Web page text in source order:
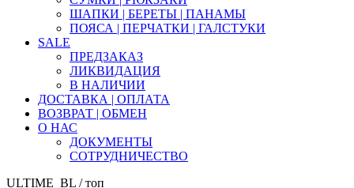
ШАПКИ | БЕРЕТЫ | ПАНАМЫ
ПОЯСА | ПЕРЧАТКИ | ГАЛСТУКИ
SALE
ПРЕДЗАКАЗ
ЛИКВИДАЦИЯ
В НАЛИЧИИ
ДОСТАВКА | ОПЛАТА
ВОЗВРАТ | ОБМЕН
О НАС
ДОКУМЕНТЫ
СОТРУДНИЧЕСТВО
ULTIME_BL / топ